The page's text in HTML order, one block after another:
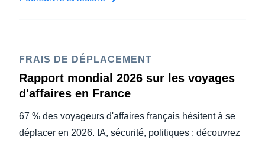
FRAIS DE DÉPLACEMENT
Rapport mondial 2026 sur les voyages
d'affaires en France
67 % des voyageurs d'affaires français hésitent à se
déplacer en 2026. IA, sécurité, politiques : découvrez